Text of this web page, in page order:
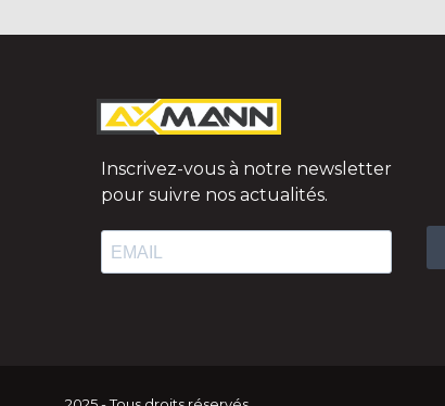
Inscrivez-vous à notre newsletter
pour suivre nos actualités.